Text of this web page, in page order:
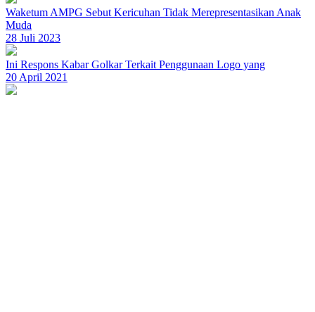
Waketum AMPG Sebut Kericuhan Tidak Merepresentasikan Anak
Muda
28 Juli 2023
Ini Respons Kabar Golkar Terkait Penggunaan Logo yang
20 April 2021